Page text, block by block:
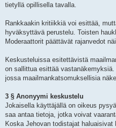
tietyllä opillisella tavalla.
Rankkaakin kritiikkiä voi esittää,
hyväksyttävä perustelu. Toisten
Moderaattorit päättävät rajanvedot
Keskusteluissa esitettävistä
on sallittua esittää
jossa maailmankatsomuksellisia
3 § Anonyymi keskustelu
Jokaisella käyttäjällä on oikeus
saa antaa tietoja, jotka voivat
Koska Jehovan todistajat haluaisivat